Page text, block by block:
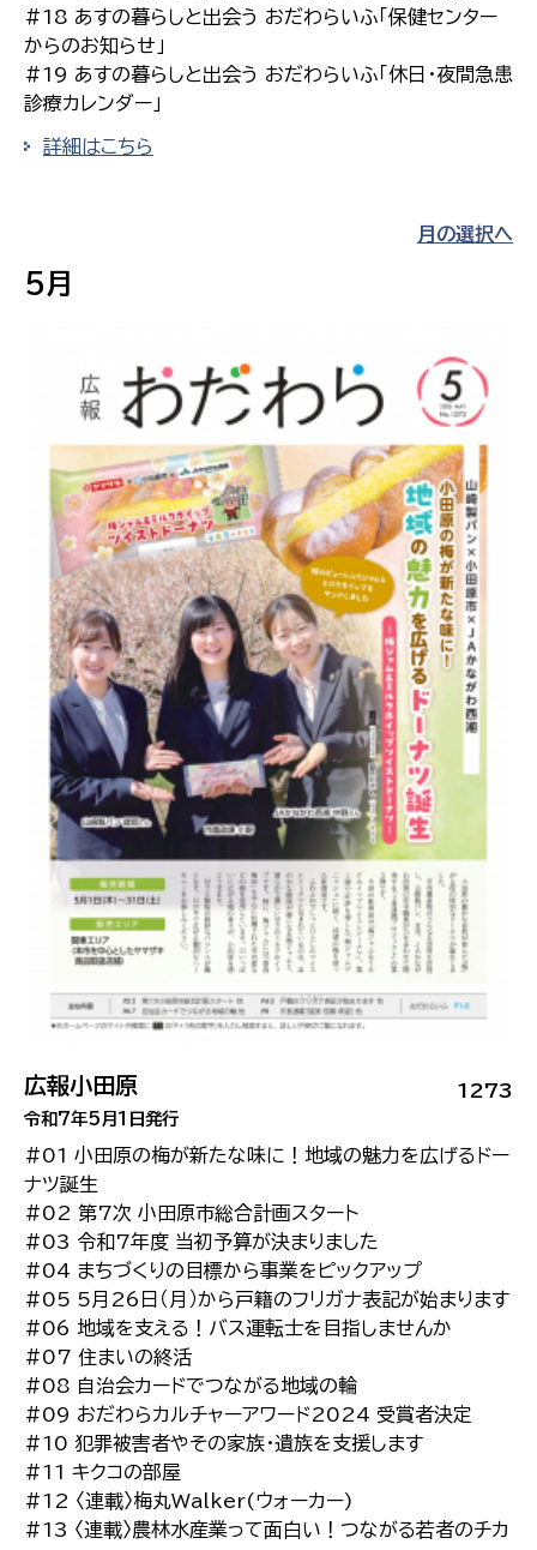
#18 あすの暮らしと出会う おだわらいふ「保健センター
からのお知らせ」
#19 あすの暮らしと出会う おだわらいふ「休日・夜間急患
診療カレンダー」
詳細はこちら
月の選択へ
5月
1273
広報小田原
令和7年5月1日発行
#01 小田原の梅が新たな味に！地域の魅力を広げるドー
ナツ誕生
#02 第7次 小田原市総合計画スタート
#03 令和7年度 当初予算が決まりました
#04 まちづくりの目標から事業をピックアップ
#05 5月26日（月）から戸籍のフリガナ表記が始まります
#06 地域を支える！バス運転士を目指しませんか
#07 住まいの終活
#08 自治会カードでつながる地域の輪
#09 おだわらカルチャーアワード2024 受賞者決定
#10 犯罪被害者やその家族・遺族を支援します
#11 キクコの部屋
#12 〈連載〉梅丸Walker(ウォーカー)
#13 〈連載〉農林水産業って面白い！つながる若者のチカ